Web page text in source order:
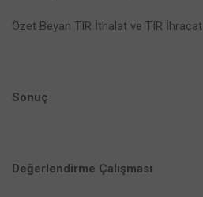
Özet Beyan TIR İthalat ve TIR İhracat
Sonuç
Değerlendirme Çalışması